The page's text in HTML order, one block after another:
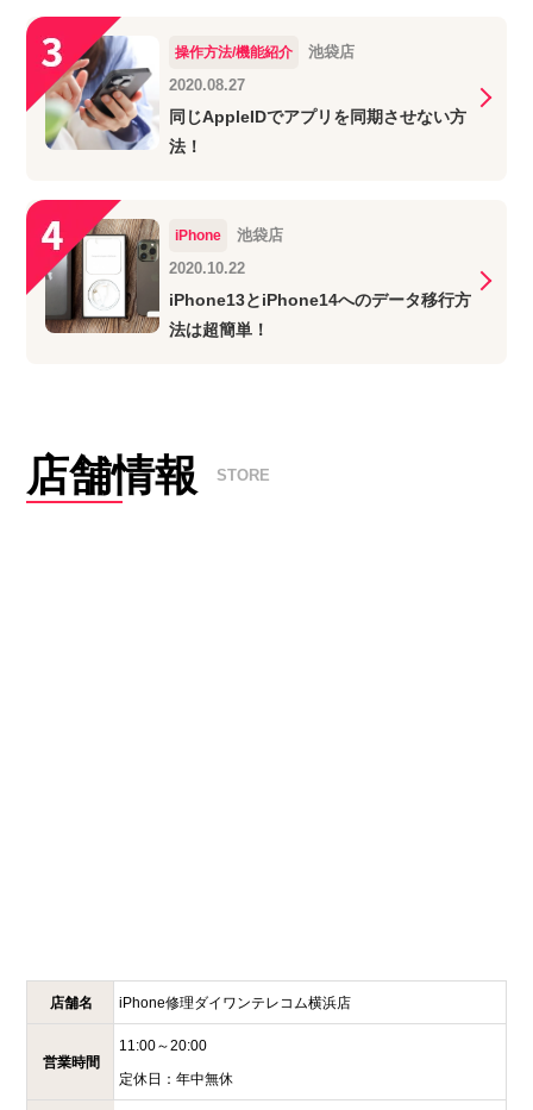
操作方法/機能紹介
池袋店
2020.08.27
同じAppleIDでアプリを同期させない方
法！
iPhone
池袋店
2020.10.22
iPhone13とiPhone14へのデータ移行方
法は超簡単！
店舗情報 STORE
店舗名 iPhone修理ダイワンテレコム横浜店
営業時間
11:00～20:00
定休日： 年中無休